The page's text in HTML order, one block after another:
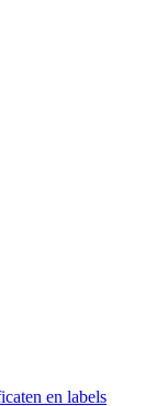
en labels